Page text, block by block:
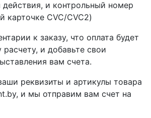
действия, и контрольный номер
карточке CVC/CVC2)
к заказу, что оплата будет
расчету, и добавьте свои
вам счета.
реквизиты и артикулы товара
и мы отправим вам счет на